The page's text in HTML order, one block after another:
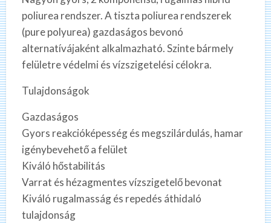
poliurea rendszer. A tiszta poliurea rendszerek
(pure polyurea) gazdaságos bevonó
alternatívájaként alkalmazható. Szinte bármely
felületre védelmi és vízszigetelési célokra.
Tulajdonságok
Gazdaságos
Gyors reakcióképesség és megszilárdulás, hamar
igénybevehető a felület
Kiváló hőstabilitás
Varrat és hézagmentes vízszigetelő bevonat
Kiváló rugalmasság és repedés áthidaló
tulajdonság